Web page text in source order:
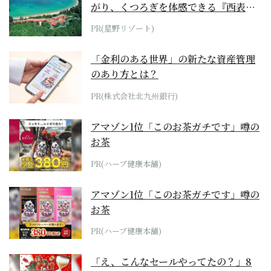
がり、くつろぎを体感できる『西表島
ホテル by...
PR(星野リゾート)
「金利のある世界」の新たな資産管理
のあり方とは？
PR(株式会社北九州銀行)
アマゾン1位「このお茶ガチです」噂の
お茶
PR(ハーブ健康本舗)
アマゾン1位「このお茶ガチです」噂の
お茶
PR(ハーブ健康本舗)
「え、こんなセールやってたの？」8